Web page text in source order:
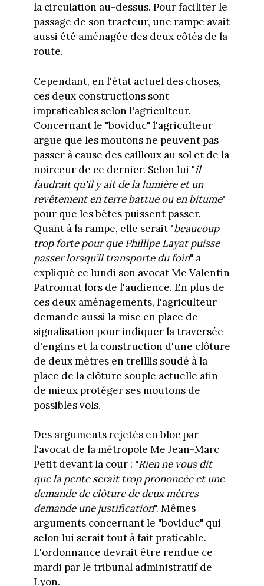
la circulation au-dessus. Pour faciliter le
passage de son tracteur, une rampe avait
aussi été aménagée des deux côtés de la
route.
Cependant, en l'état actuel des choses,
ces deux constructions sont
impraticables selon l'agriculteur.
Concernant le "boviduc" l'agriculteur
argue que les moutons ne peuvent pas
passer à cause des cailloux au sol et de la
noirceur de ce dernier. Selon lui "il
faudrait qu'il y ait de la lumière et un
revêtement en terre battue ou en bitume"
pour que les bêtes puissent passer.
Quant à la rampe, elle serait "beaucoup
trop forte pour que Phillipe Layat puisse
passer lorsqu’il transporte du foin" a
expliqué ce lundi son avocat Me Valentin
Patronnat lors de l'audience. En plus de
ces deux aménagements, l'agriculteur
demande aussi la mise en place de
signalisation pour indiquer la traversée
d'engins et la construction d'une clôture
de deux mètres en treillis soudé à la
place de la clôture souple actuelle afin
de mieux protéger ses moutons de
possibles vols.
Des arguments rejetés en bloc par
l'avocat de la métropole Me Jean-Marc
Petit devant la cour : "Rien ne vous dit
que la pente serait trop prononcée et une
demande de clôture de deux mètres
demande une justification". Mêmes
arguments concernant le "boviduc" qui
selon lui serait tout à fait praticable.
L'ordonnance devrait être rendue ce
mardi par le tribunal administratif de
Lyon.